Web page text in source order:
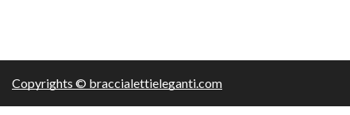
Copyrights © braccialettieleganti.com